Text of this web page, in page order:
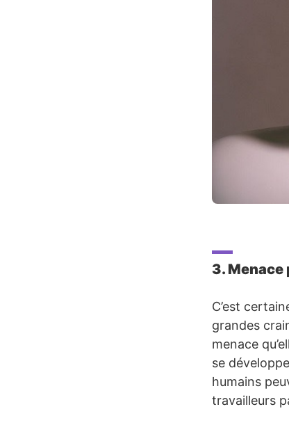
3. Menace
C’est
grandes
menace
se
humains
travailleurs